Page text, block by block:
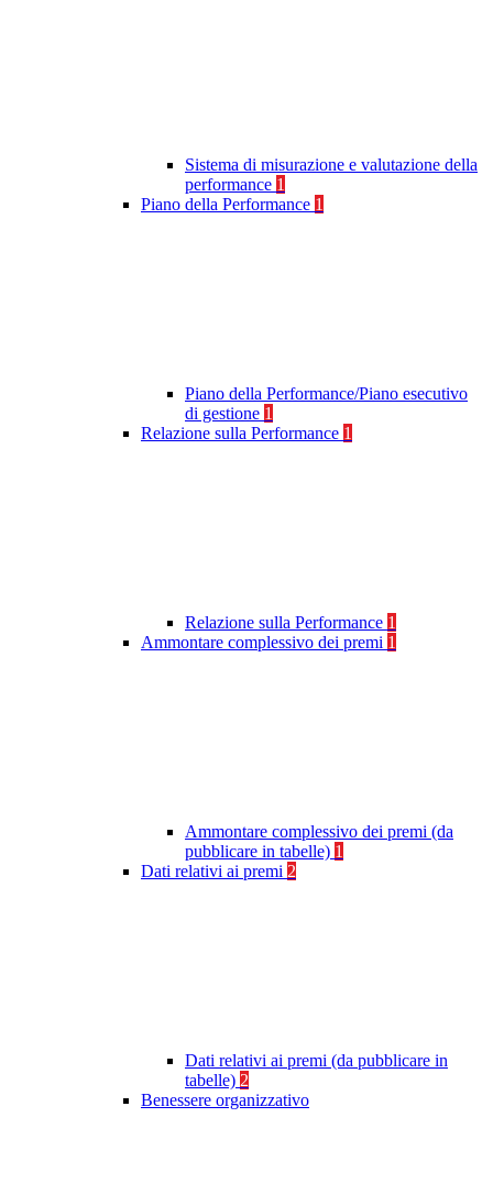
Sistema di misurazione e valutazione della
performance 1
Piano della Performance 1
Piano della Performance/Piano esecutivo
di gestione 1
Relazione sulla Performance 1
Relazione sulla Performance 1
Ammontare complessivo dei premi 1
Ammontare complessivo dei premi (da
pubblicare in tabelle) 1
Dati relativi ai premi 2
Dati relativi ai premi (da pubblicare in
tabelle) 2
Benessere organizzativo